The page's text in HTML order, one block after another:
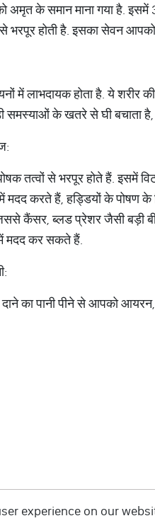
अमृत के समान माना गया है. इसमें
से भरपूर होती है. इसका सेवन
में लाभदायक होता है. ये शरीर
के खतरे से घी बचाता
तत्वों से भरपूर होते हैं. इसमें
करते हैं, हड्डियों के पोषण
कैंसर, ब्लड प्रेशर जैसी बड़ी
मदद कर सकते हैं.
दाने का पानी पीने से आपको
experience on our